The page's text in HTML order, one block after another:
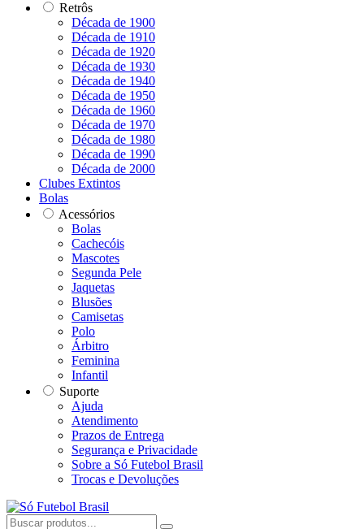
Retrôs
Década de 1900
Década de 1910
Década de 1920
Década de 1930
Década de 1940
Década de 1950
Década de 1960
Década de 1970
Década de 1980
Década de 1990
Década de 2000
Clubes Extintos
Bolas
Acessórios
Bolas
Cachecóis
Mascotes
Segunda Pele
Jaquetas
Blusões
Camisetas
Polo
Árbitro
Feminina
Infantil
Suporte
Ajuda
Atendimento
Prazos de Entrega
Segurança e Privacidade
Sobre a Só Futebol Brasil
Trocas e Devoluções